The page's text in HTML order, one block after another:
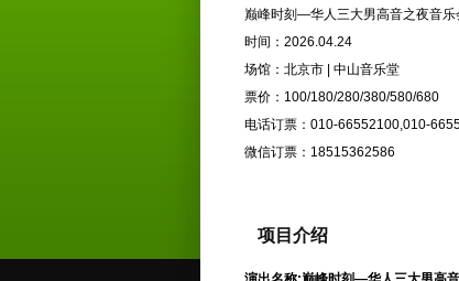
巅峰时刻—华人三大男高音之夜音乐
时间：2026.04.24
场馆：北京市 | 中山音乐堂
票价：100/180/280/380/580/680
电话订票：010-66552100,010-
微信订票：18515362586
项目介绍